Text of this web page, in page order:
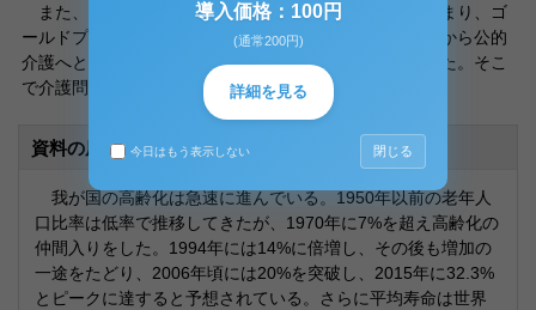
また、社会構造の変化とあいまって家族の介護力が弱まり、ゴ
ールドプラン、新ゴールドプランなどにより、私的介護から公的
介護へと転換しなければならない時代へと突入していった。そこ
で介護問題の施策として、介護保険制度が導入された。
資料の原本内容
我が国の高齢化は急速に進んでいる。1950年以前の老年人
口比率は低率で推移してきたが、1970年に7%を超え高齢化の
仲間入りをした。1994年には14%に倍増し、その後も増加の
一途をたどり、2006年頃には20%を突破し、2015年に32.3%
とピークに達すると予想されている。さらに平均寿命は世界
導入価格：100円
(通常200円)
詳細を見る
今日はもう表示しない 閉じる